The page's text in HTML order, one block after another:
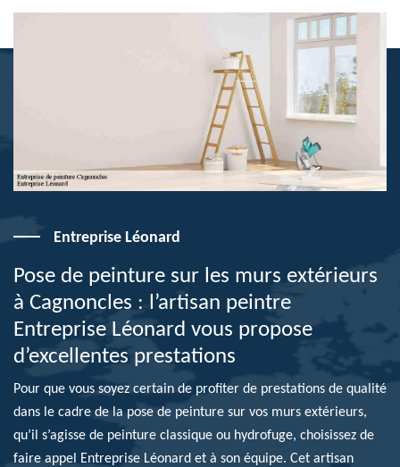
Entreprise Léonard
Pose de peinture sur les murs extérieurs
à Cagnoncles : l’artisan peintre
Entreprise Léonard vous propose
d’excellentes prestations
Pour que vous soyez certain de profiter de prestations de qualité
dans le cadre de la pose de peinture sur vos murs extérieurs,
qu’il s’agisse de peinture classique ou hydrofuge, choisissez de
faire appel Entreprise Léonard et à son équipe. Cet artisan